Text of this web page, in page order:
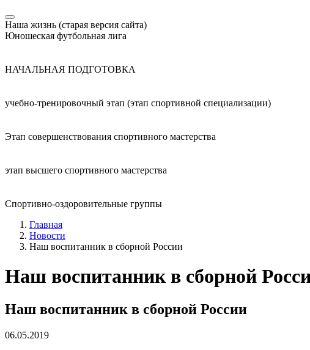
Наша жизнь (старая версия сайта)
Юношеская футбольная лига
НАЧАЛЬНАЯ ПОДГОТОВКА
учебно-тренировочный этап (этап спортивной специализации)
Этап совершенствования спортивного мастерства
этап высшего спортивного мастерства
Спортивно-оздоровительные группы
Главная
Новости
Наш воспитанник в сборной России
Наш воспитанник в сборной
Наш воспитанник в сборной России
06.05.2019